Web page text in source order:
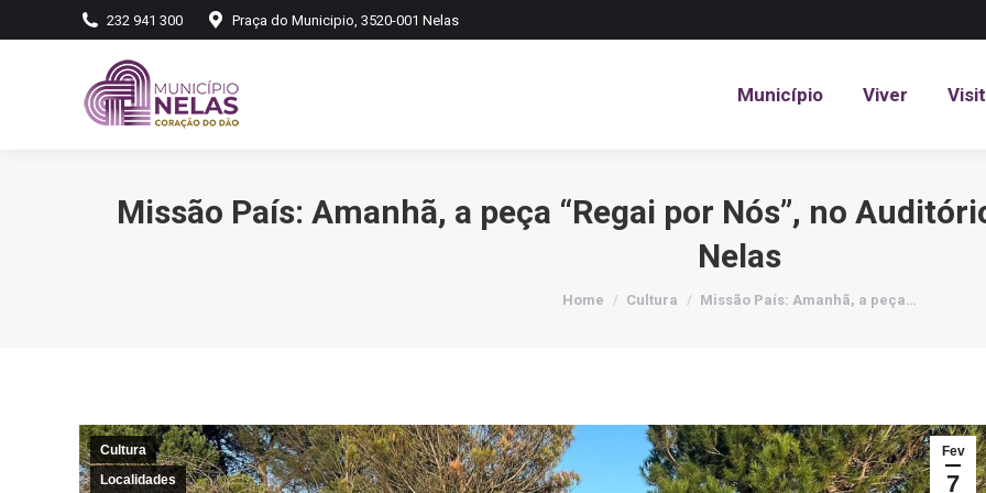
232 941 300 Praça do Municipio, 3520-001 Nelas
Município Viver
Missão País: Amanhã, a peça “Regai por Nós”, no
Nelas
You are here:
Home Cultura Missão País: Amanhã, a peça…
Fev
7
Cultura
Localidades
Município Viver